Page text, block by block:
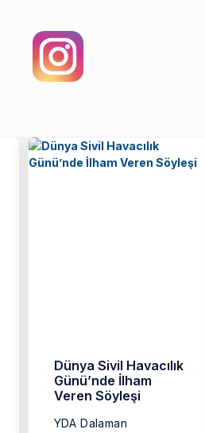
Dünya Sivil Havacılık
Günü’nde İlham
Veren Söyleşi
YDA Dalaman